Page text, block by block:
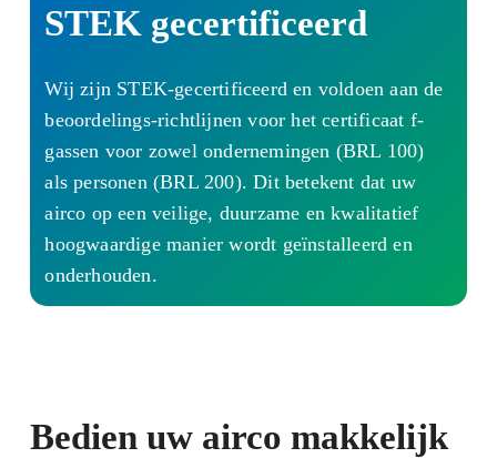
STEK gecertificeerd
Wij zijn STEK-gecertificeerd en voldoen aan de
beoordelings-richtlijnen voor het certificaat f-
gassen voor zowel ondernemingen (BRL 100)
als personen (BRL 200). Dit betekent dat uw
airco op een veilige, duurzame en kwalitatief
hoogwaardige manier wordt geïnstalleerd en
onderhouden.
Bedien uw airco makkelijk